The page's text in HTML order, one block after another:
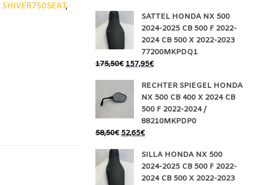
SHIVER750SEAT,
SATTEL HONDA NX 500
2024-2025 CB 500 F 2022-
2024 CB 500 X 2022-2023
77200MKPDQ1
175,50€ 157,95€
RECHTER SPIEGEL HONDA
NX 500 CB 400 X 2024 CB
500 F 2022-2024 /
88210MKPDP0
58,50€ 52,65€
SILLA HONDA NX 500
2024-2025 CB 500 F 2022-
2024 CB 500 X 2022-2023